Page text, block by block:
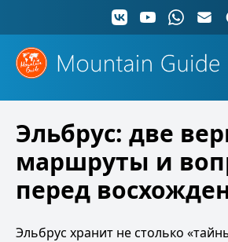
Эльбрус: две
маршруты и
перед
Эльбрус хранит не столько